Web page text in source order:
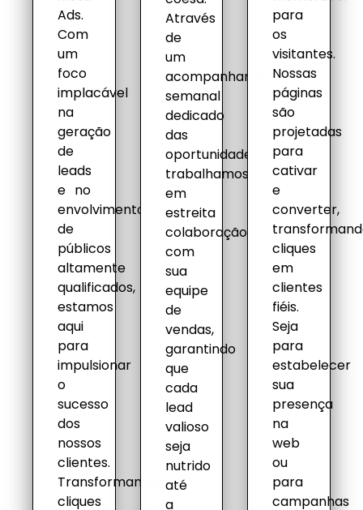
Ads.
Com
um
foco
implacável
na
geração
de
leads
e no
envolvimento
de
públicos
altamente
qualificados,
estamos
aqui
para
impulsionar
o
sucesso
dos
nossos
clientes.
Transformamos
cliques
Através
de
um
acompanhamento
semanal
dedicado
das
oportunidades,
trabalhamos
em
estreita
colaboração
com
sua
equipe
de
vendas,
garantindo
que
cada
lead
valioso
seja
nutrido
até
a
para
os
visitantes.
Nossas
páginas
são
projetadas
para
cativar
e
converter,
cliques
em
clientes
fiéis.
Seja
para
estabelecer
sua
presença
na
web
ou
para
campanhas